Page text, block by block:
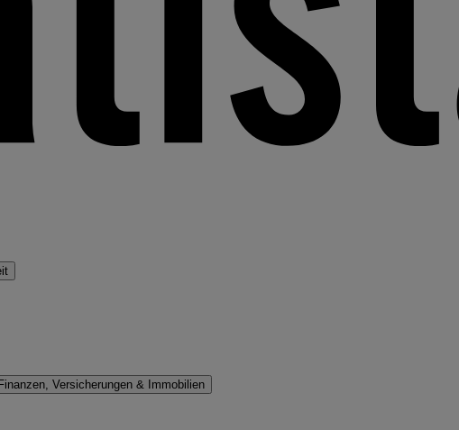
Finanzen, Versicherungen & Immobilien